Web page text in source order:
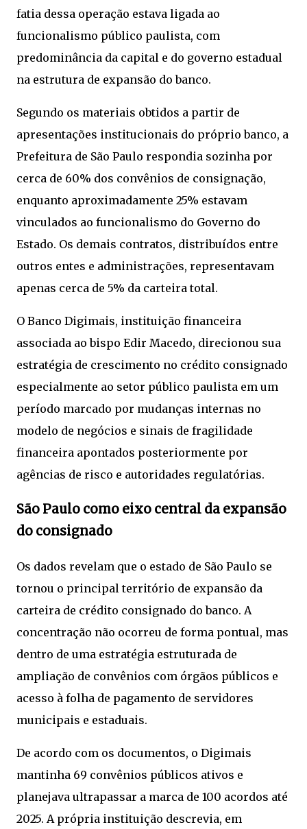
fatia dessa operação estava ligada ao
funcionalismo público paulista, com
predominância da capital e do governo estadual
na estrutura de expansão do banco.
Segundo os materiais obtidos a partir de
apresentações institucionais do próprio banco, a
Prefeitura de São Paulo respondia sozinha por
cerca de 60% dos convênios de consignação,
enquanto aproximadamente 25% estavam
vinculados ao funcionalismo do Governo do
Estado. Os demais contratos, distribuídos entre
outros entes e administrações, representavam
apenas cerca de 5% da carteira total.
O Banco Digimais, instituição financeira
associada ao bispo Edir Macedo, direcionou sua
estratégia de crescimento no crédito consignado
especialmente ao setor público paulista em um
período marcado por mudanças internas no
modelo de negócios e sinais de fragilidade
financeira apontados posteriormente por
agências de risco e autoridades regulatórias.
São Paulo como eixo central da expansão
do consignado
Os dados revelam que o estado de São Paulo se
tornou o principal território de expansão da
carteira de crédito consignado do banco. A
concentração não ocorreu de forma pontual, mas
dentro de uma estratégia estruturada de
ampliação de convênios com órgãos públicos e
acesso à folha de pagamento de servidores
municipais e estaduais.
De acordo com os documentos, o Digimais
mantinha 69 convênios públicos ativos e
planejava ultrapassar a marca de 100 acordos até
2025. A própria instituição descrevia, em